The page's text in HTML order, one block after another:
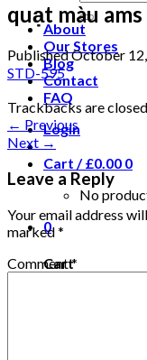
About
Our Stores
Blog
Contact
FAQ
Login
Cart /£0.00 0
No
0
Cart
quạt màu ams
PublishedOctober
STD-595
Trackbacks are
← Previous
Next →
Leave a Reply
Your email address
marked*
Comment*